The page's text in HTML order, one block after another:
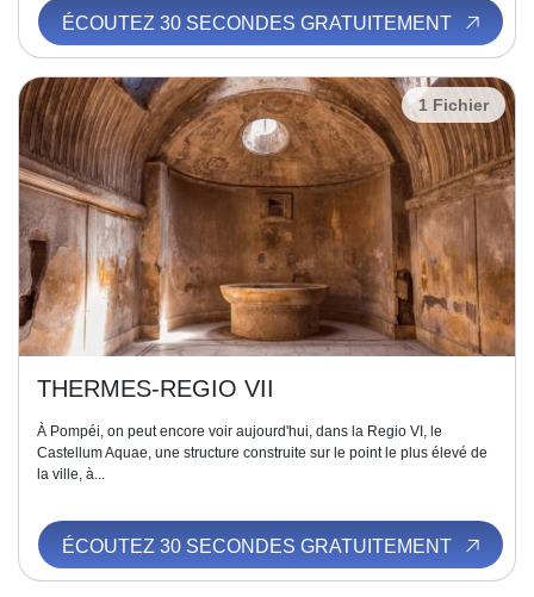
ÉCOUTEZ 30 SECONDES GRATUITEMENT
1 Fichier
THERMES-REGIO VII
À Pompéi, on peut encore voir aujourd'hui, dans la Regio VI, le
Castellum Aquae, une structure construite sur le point le plus élevé de
la ville, à...
ÉCOUTEZ 30 SECONDES GRATUITEMENT